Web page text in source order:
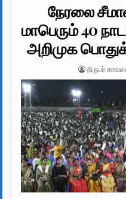
நேரலை
மாபெரும் 40
அறிமுக
AUTHOR:
நிருபர்